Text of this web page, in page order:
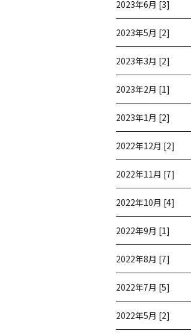
2023年6月 [3]
2023年5月 [2]
2023年3月 [2]
2023年2月 [1]
2023年1月 [2]
2022年12月 [2]
2022年11月 [7]
2022年10月 [4]
2022年9月 [1]
2022年8月 [7]
2022年7月 [5]
2022年5月 [2]